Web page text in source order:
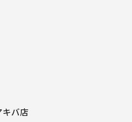
キバ店